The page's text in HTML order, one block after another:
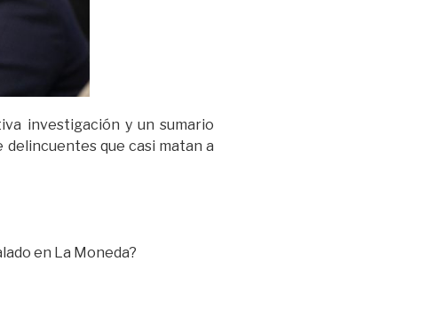
investigación y un sumario
que casi matan a
en La Moneda?